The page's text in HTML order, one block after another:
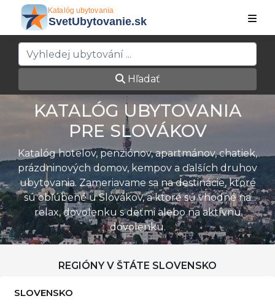
Hľadať
KATALÓG UBYTOVANIA
PRE SLOVÁKOV
Katalóg hotelov, penziónov, apartmánov, chatiek,
prázdninových domov, kempov a ďalších druhov
ubytovania. Zameriavame sa na destinácie, ktoré
sú obľúbené u Slovákov, a ktoré sú vhodné na
relax, dovolenku s deťmi alebo na aktívnu
dovolenku.
REGIÓNY V ŠTÁTE SLOVENSKO
SLOVENSKO